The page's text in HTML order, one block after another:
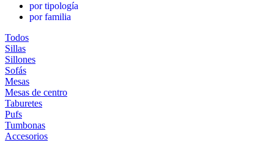
por tipología
por familia
Todos
Sillas
Sillones
Sofás
Mesas
Mesas de centro
Taburetes
Pufs
Tumbonas
Accesorios